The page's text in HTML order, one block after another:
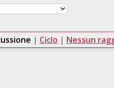
| Ciclo | Nessun